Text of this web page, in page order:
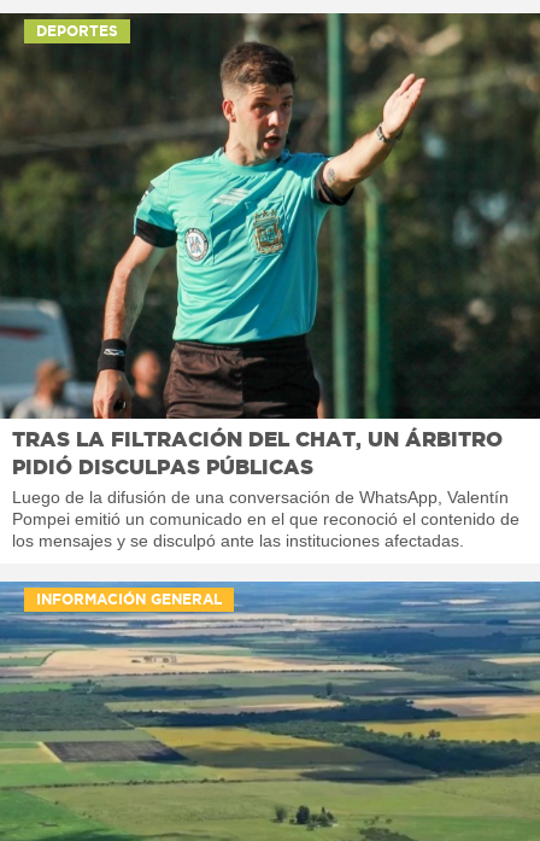
DEPORTES
TRAS LA FILTRACIÓN DEL CHAT, UN ÁRBITRO
PIDIÓ DISCULPAS PÚBLICAS
Luego de la difusión de una conversación de WhatsApp, Valentín
Pompei emitió un comunicado en el que reconoció el contenido de
los mensajes y se disculpó ante las instituciones afectadas.
INFORMACIÓN GENERAL